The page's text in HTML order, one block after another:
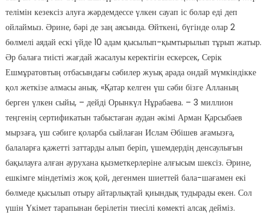
телімін кезексіз алуға жәрдемдессе үлкен сауап іс болар еді деп
ойлаймыз. Әрине, бәрі де заң аясында. Өйткені, бүгінде олар 2
бөлмелі аядай ескі үйде 10 адам қысылып-қымтырылып тұрып жатыр.
Әр балаға тиісті жағдай жасалуы керектігін ескерсек, Серік
Ешмұратовтың отбасындағы сәбилер жуық арада ондай мүмкіндікке
қол жеткізе алмасы анық. «Қатар келген үш сәби бізге Алланың
берген үлкен сыйы, – дейді Орынкүл Нұрабаева. – 3 миллион
теңгенің сертификатын табыстаған аудан әкімі Арман Қарсыбаев
мырзаға, үш сәбиге қоларба сыйлаған Ислам Әбішев ағамызға,
балаларға қажетті заттарды алып беріп, үшемдердің денсаулығын
бақылауға алған аурухана қызметкерлеріне алғысым шексіз. Әрине,
ешкімге міндетіміз жоқ қой, дегенмен шиеттей бала-шағамен екі
бөлмеде қысылып отыру айтарлықтай қиындық тудырады екен. Сол
үшін Үкімет тарапынан берілетін тиесілі көмекті алсақ дейміз.